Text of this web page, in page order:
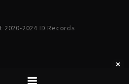
2024 ID Records